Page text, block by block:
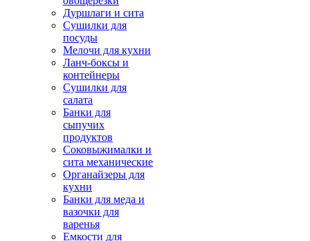
Дуршлаги и сита
Сушилки для
посуды
Мелочи для кухни
Ланч-боксы и
контейнеры
Сушилки для
салата
Банки для
сыпучих
продуктов
Соковыжималки и
сита механические
Органайзеры для
кухни
Банки для меда и
вазочки для
варенья
Емкости для